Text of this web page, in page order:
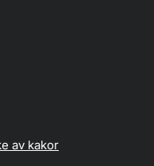
av kakor